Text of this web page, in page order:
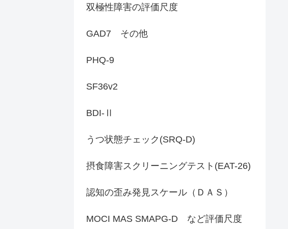
双極性障害の評価尺度
GAD7 その他
PHQ-9
SF36v2
BDI-Ⅱ
うつ状態チェック(SRQ-D)
摂食障害スクリーニングテスト(EAT-26)
認知の歪み発見スケール（ＤＡＳ）
MOCI MAS SMAPG-D など評価尺度